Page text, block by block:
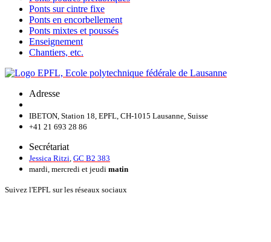
Ponts sur cintre fixe
Ponts en encorbellement
Ponts mixtes et poussés
Enseignement
Chantiers, etc.
Adresse
IBETON, Station 18, EPFL, CH-1015 Lausanne, Suisse
+41 21 693 28 86
Secrétariat
Jessica Ritzi GC B2 383
mardi, mercredi et jeudi matin
Suivez l'EPFL sur les réseaux sociaux